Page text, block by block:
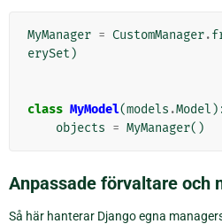
MyManager = CustomManager.
erySet )
class MyModel(models .Model
objects = MyManager()
Anpassade förvaltare och
Så här hanterar Django egna